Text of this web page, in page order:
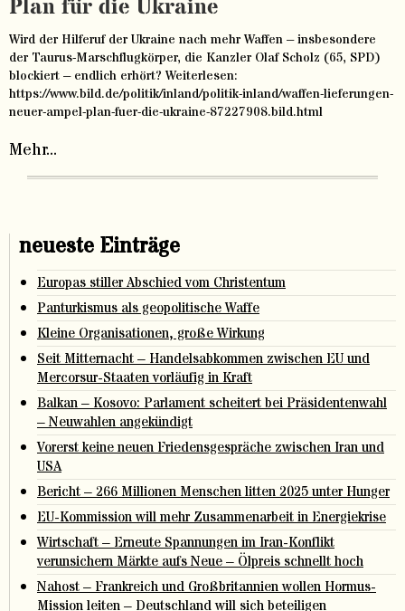
Plan für die Ukraine
Wird der Hilferuf der Ukraine nach mehr Waffen – insbesondere
der Taurus-Marschflugkörper, die Kanzler Olaf Scholz (65, SPD)
blockiert – endlich erhört? Weiterlesen:
https://www.bild.de/politik/inland/politik-inland/waffen-lieferungen-
neuer-ampel-plan-fuer-die-ukraine-87227908.bild.html
Mehr...
neueste Einträge
Europas stiller Abschied vom Christentum
Panturkismus als geopolitische Waffe
Kleine Organisationen, große Wirkung
Seit Mitternacht – Handelsabkommen zwischen EU und
Mercorsur-Staaten vorläufig in Kraft
Balkan – Kosovo: Parlament scheitert bei Präsidentenwahl
– Neuwahlen angekündigt
Vorerst keine neuen Friedensgespräche zwischen Iran und
USA
Bericht – 266 Millionen Menschen litten 2025 unter Hunger
EU-Kommission will mehr Zusammenarbeit in Energiekrise
Wirtschaft – Erneute Spannungen im Iran-Konflikt
verunsichern Märkte aufs Neue – Ölpreis schnellt hoch
Nahost – Frankreich und Großbritannien wollen Hormus-
Mission leiten – Deutschland will sich beteiligen